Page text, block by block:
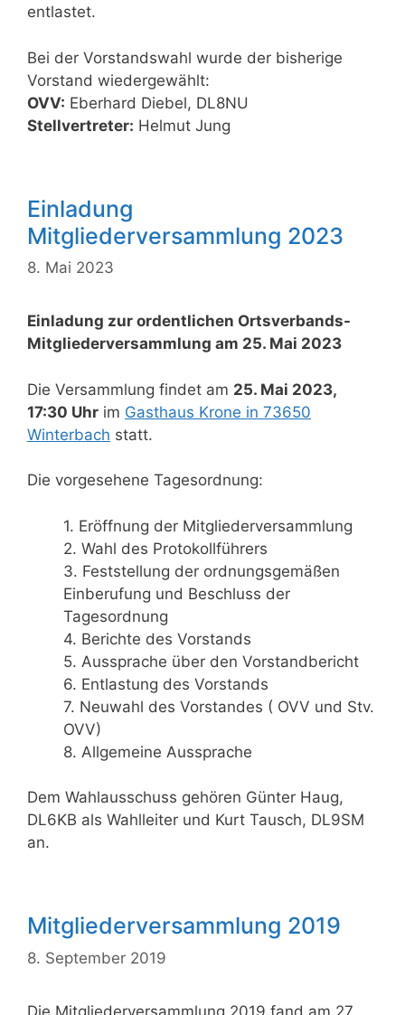
entlastet.
Bei der Vorstandswahl wurde der bisherige
Vorstand wiedergewählt:
OVV: Eberhard Diebel, DL8NU
Stellvertreter: Helmut Jung
Einladung
Mitgliederversammlung 2023
8. Mai 2023
Einladung zur ordentlichen Ortsverbands-
Mitgliederversammlung am 25. Mai 2023
Die Versammlung findet am 25. Mai 2023,
17:30 Uhr im Gasthaus Krone in 73650
Winterbach statt.
Die vorgesehene Tagesordnung:
1. Eröffnung der Mitgliederversammlung
2. Wahl des Protokollführers
3. Feststellung der ordnungsgemäßen
Einberufung und Beschluss der
Tagesordnung
4. Berichte des Vorstands
5. Aussprache über den Vorstandbericht
6. Entlastung des Vorstands
7. Neuwahl des Vorstandes ( OVV und Stv.
OVV)
8. Allgemeine Aussprache
Dem Wahlausschuss gehören Günter Haug,
DL6KB als Wahlleiter und Kurt Tausch, DL9SM
an.
Mitgliederversammlung 2019
8. September 2019
Die Mitgliederversammlung 2019 fand am 27.